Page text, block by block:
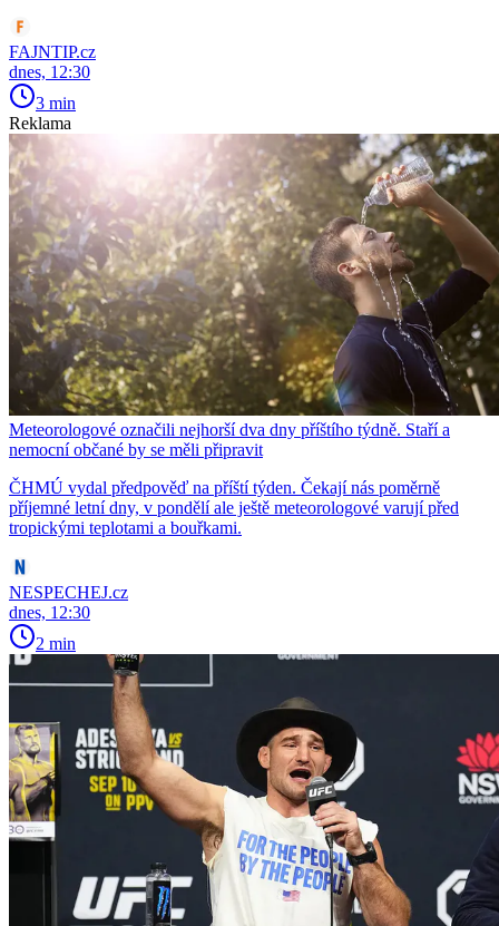
FAJNTIP.cz
dnes, 12:30
3 min
Reklama
Meteorologové označili nejhorší dva dny příštího týdně. Staří a
nemocní občané by se měli připravit
ČHMÚ vydal předpověď na příští týden. Čekají nás poměrně
příjemné letní dny, v pondělí ale ještě meteorologové varují před
tropickými teplotami a bouřkami.
NESPECHEJ.cz
dnes, 12:30
2 min